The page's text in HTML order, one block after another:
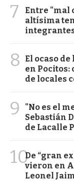
7
Entre "mal
altísima
8
El ocaso
en
de locales
9
"No es el
Sebastián
de Lacalle
10De “gran
vieron en
Leonel